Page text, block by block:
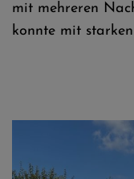
mit mehreren
konnte mit